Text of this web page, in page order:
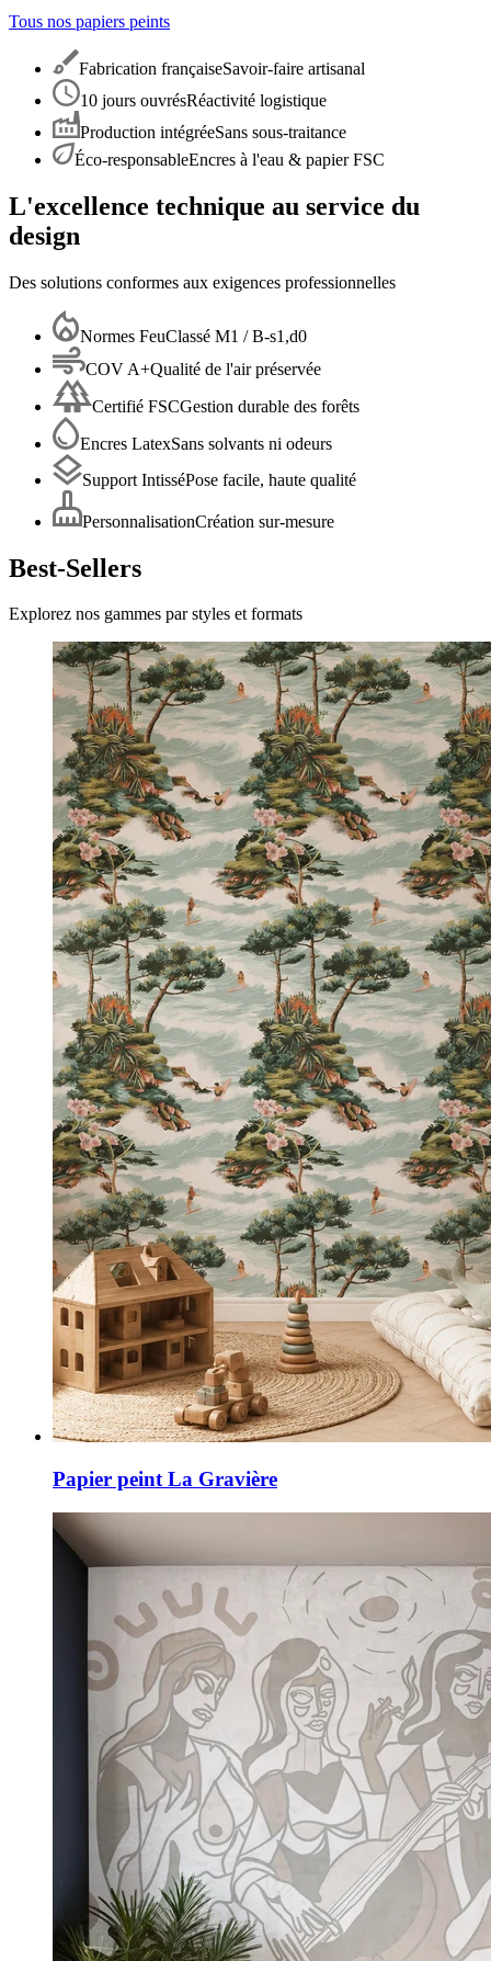
Tous nos papiers peints
Fabrication françaiseSavoir-faire artisanal
10 jours ouvrésRéactivité logistique
Production intégréeSans sous-traitance
Éco-responsableEncres à l'eau & papier FSC
L'excellence technique au service du
design
Des solutions conformes aux exigences professionnelles
Normes FeuClassé M1 / B-s1,d0
COV A+Qualité de l'air préservée
Certifié FSCGestion durable des forêts
Encres LatexSans solvants ni odeurs
Support IntisséPose facile, haute qualité
PersonnalisationCréation sur-mesure
Best-Sellers
Explorez nos gammes par styles et formats
Papier peint La Gravière